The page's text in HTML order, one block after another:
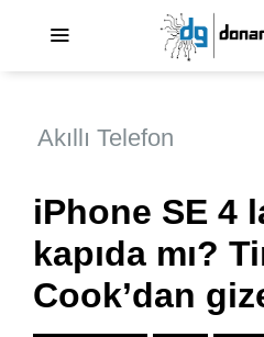
Akıllı Telefon
iPhone SE 4
kapıda mı?
Cook’dan